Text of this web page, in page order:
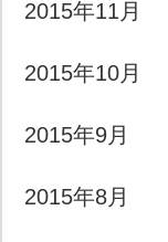
2015年11月
2015年10月
2015年9月
2015年8月